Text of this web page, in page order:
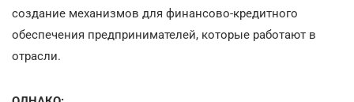
создание механизмов для финансово-кредитного
обеспечения предпринимателей, которые работают в
отрасли.